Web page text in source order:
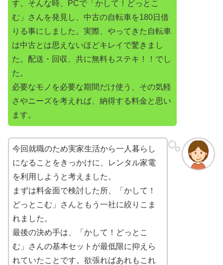
す。そんな時、PCで「かして！どっとこ
む」さんを発見し、中古の自転車を180日借
りる事にしました。実際、やってきた自転車
は中古とは思えないほどキレイで驚きまし
た。配送・回収、共に無料もステキ！！でし
た。
必要なモノを必要な期間だけ使う、その気軽
さやニーズを考えれば、納得する料金と思い
ます。
今回就職のため実家生活から一人暮らし
になることをきっかけに、レンタル家電
を利用しようと考えました。
まずは料金面で検討した所、「かして！
どっとこむ」さんともう一社に絞りこま
れました。
最後の決め手は、「かして！どっとこ
む」さんの基本セットが最低限に抑えら
れていたことです。欲張ればあれもこれ